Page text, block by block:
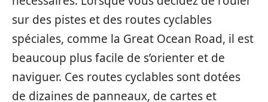
sur des pistes et des routes cyclables
spéciales, comme la Great Ocean Road, il est
beaucoup plus facile de s’orienter et de
naviguer. Ces routes cyclables sont dotées
de dizaines de panneaux, de cartes et